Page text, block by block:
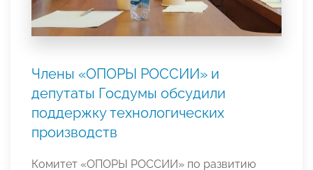
Члены «ОПОРЫ РОССИИ» и
депутаты Госдумы обсудили
поддержку технологических
производств
Комитет «ОПОРЫ РОССИИ» по развитию